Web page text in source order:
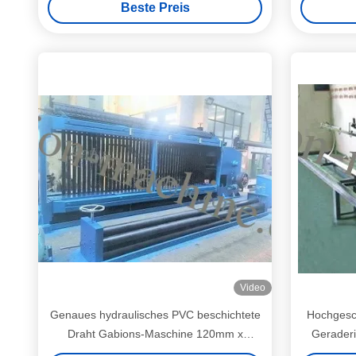
Beste Preis
Video
Genaues hydraulisches PVC beschichtete
Draht Gabions-Maschine 120mm x
150mm Mesh Size